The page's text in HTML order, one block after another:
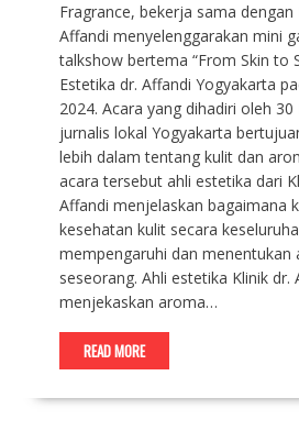
Fragrance, bekerja sama dengan
Affandi menyelenggarakan mini
talkshow bertema “From Skin to
Estetika dr. Affandi Yogyakarta
2024. Acara yang dihadiri oleh
jurnalis lokal Yogyakarta
lebih dalam tentang kulit dan
acara tersebut ahli estetika dari
Affandi menjelaskan bagaimana
kesehatan kulit secara
mempengaruhi dan menentukan
seseorang. Ahli estetika Klinik dr.
menjekaskan aroma…
READ MORE